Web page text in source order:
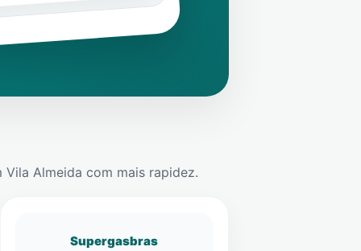
Vila Almeida com mais rapidez.
Supergasbras